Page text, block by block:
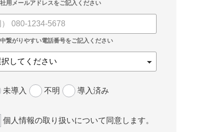
未導入 不明 導入済み
個人情報の取り扱いについて同意します。